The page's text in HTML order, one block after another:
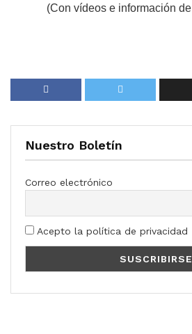
(Con vídeos e información de
Nuestro Boletín
Correo electrónico
Acepto la política de privacidad